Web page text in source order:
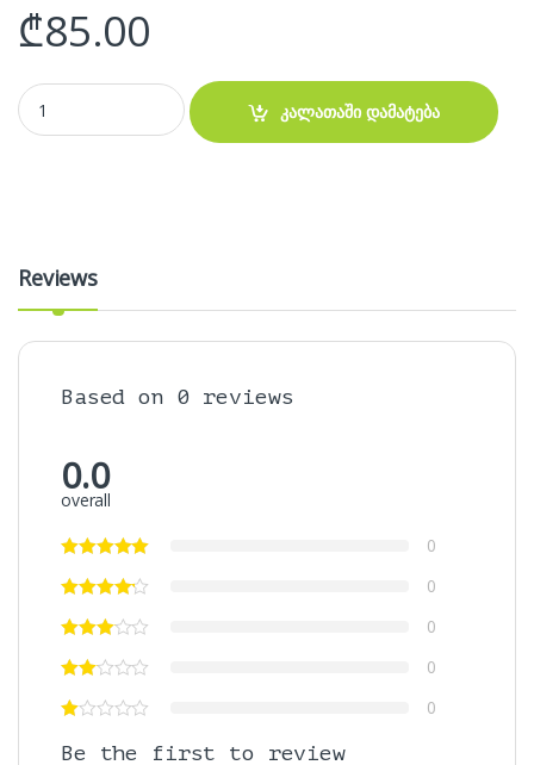
₾85.00
Mechanical keyboard & Blue Switch Bosston MK912 Hot swap
კალათაში დამატება
Reviews
Based on 0 reviews
0.0
overall
0
0
0
0
0
Be the first to review